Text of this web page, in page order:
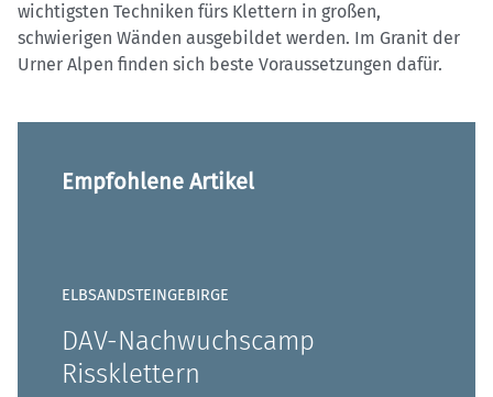
wichtigsten Techniken fürs Klettern in großen,
schwierigen Wänden ausgebildet werden. Im Granit der
Urner Alpen finden sich beste Voraussetzungen dafür.
Empfohlene Artikel
ELBSANDSTEINGEBIRGE
DAV-Nachwuchscamp
Rissklettern